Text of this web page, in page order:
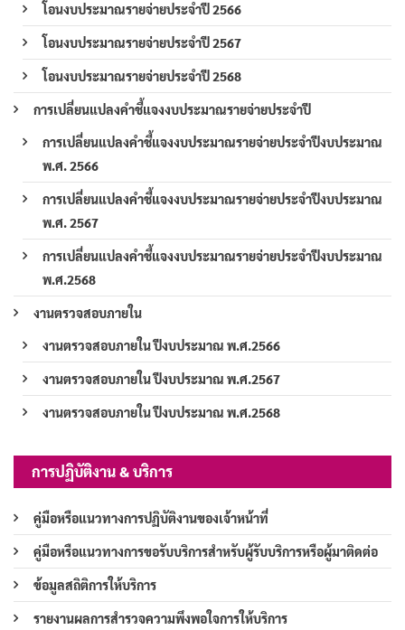
โอนงบประมาณรายจ่ายประจำปี 2566
โอนงบประมาณรายจ่ายประจำปี 2567
โอนงบประมาณรายจ่ายประจำปี 2568
การเปลี่ยนแปลงคำชี้แจงงบประมาณรายจ่ายประจำปี
การเปลี่ยนแปลงคำชี้แจงงบประมาณรายจ่ายประจำปีงบประมาณ
พ.ศ. 2566
การเปลี่ยนแปลงคำชี้แจงงบประมาณรายจ่ายประจำปีงบประมาณ
พ.ศ. 2567
การเปลี่ยนแปลงคำชี้แจงงบประมาณรายจ่ายประจำปีงบประมาณ
พ.ศ.2568
งานตรวจสอบภายใน
งานตรวจสอบภายใน ปีงบประมาณ พ.ศ.2566
งานตรวจสอบภายใน ปีงบประมาณ พ.ศ.2567
งานตรวจสอบภายใน ปีงบประมาณ พ.ศ.2568
การปฏิบัติงาน & บริการ
คู่มือหรือแนวทางการปฏิบัติงานของเจ้าหน้าที่
คู่มือหรือแนวทางการขอรับบริการสำหรับผู้รับบริการหรือผู้มาติดต่อ
ข้อมูลสถิติการให้บริการ
รายงานผลการสำรวจความพึงพอใจการให้บริการ